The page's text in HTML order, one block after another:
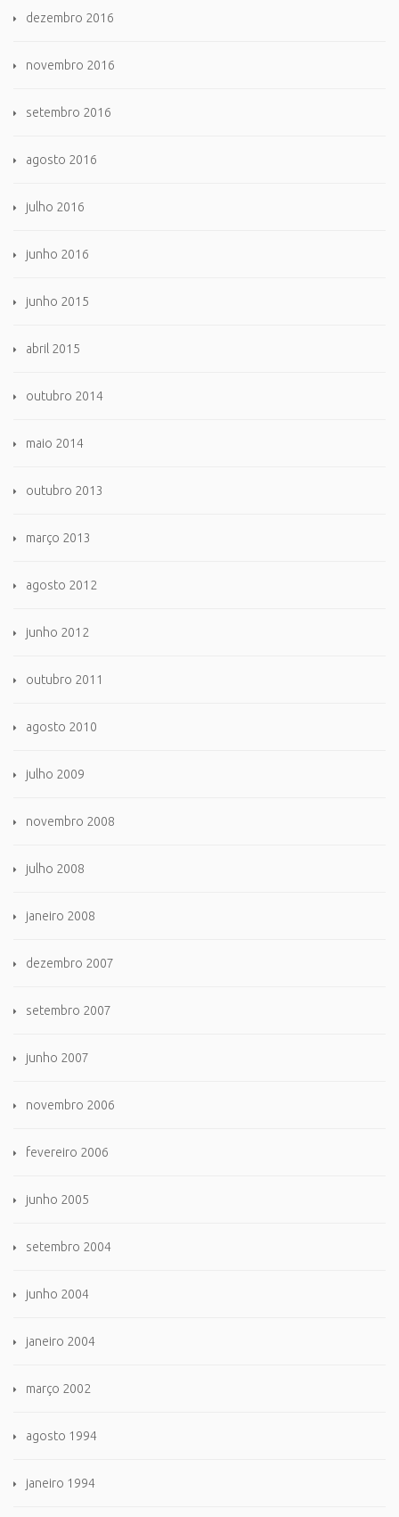
dezembro 2016
novembro 2016
setembro 2016
agosto 2016
julho 2016
junho 2016
junho 2015
abril 2015
outubro 2014
maio 2014
outubro 2013
março 2013
agosto 2012
junho 2012
outubro 2011
agosto 2010
julho 2009
novembro 2008
julho 2008
janeiro 2008
dezembro 2007
setembro 2007
junho 2007
novembro 2006
fevereiro 2006
junho 2005
setembro 2004
junho 2004
janeiro 2004
março 2002
agosto 1994
janeiro 1994